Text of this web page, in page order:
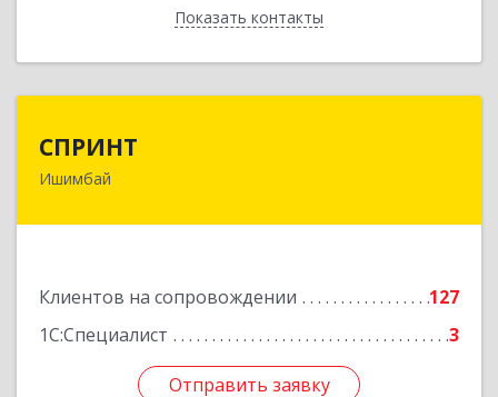
Показать контакты
Назад
СПРИНТ
Ишимбай
Клиентов на сопровождении
127
1С:Специалист
3
Отправить заявку
453201, Башкортостан Респ, Ишимбайский р-н,
Отправить заявку